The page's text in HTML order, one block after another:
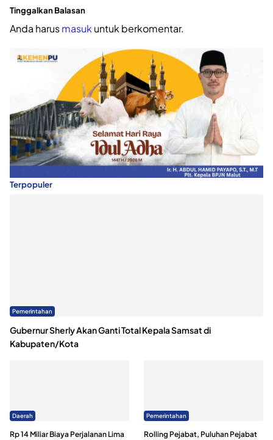
Tinggalkan Balasan
Anda harusmasuk untuk berkomentar.
Terpopuler
Pemerintahan
Gubernur Sherly Akan Ganti Total Kepala Samsat di
Kabupaten/Kota
Daerah
Rp 14 Miliar Biaya Perjalanan Lima
Pemerintahan
Rolling Pejabat, Puluhan Pejabat